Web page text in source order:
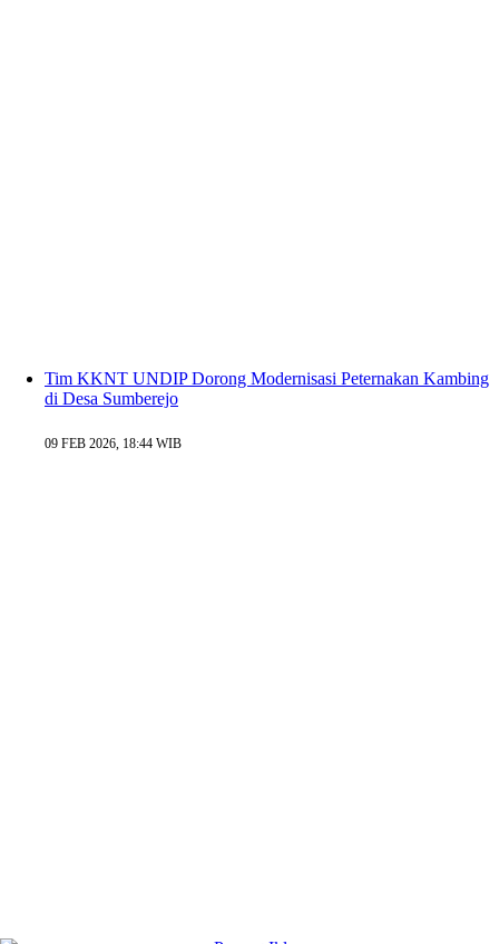
Tim KKNT UNDIP Dorong Modernisasi Peternakan Kambing
di Desa Sumberejo
09 FEB 2026, 18:44 WIB